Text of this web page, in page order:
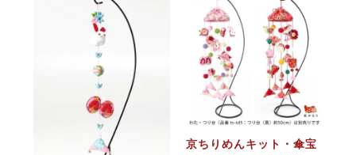
京ちりめんキット・傘宝